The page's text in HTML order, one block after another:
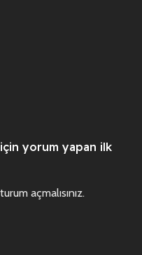
için yorum yapan ilk
açmalısınız.